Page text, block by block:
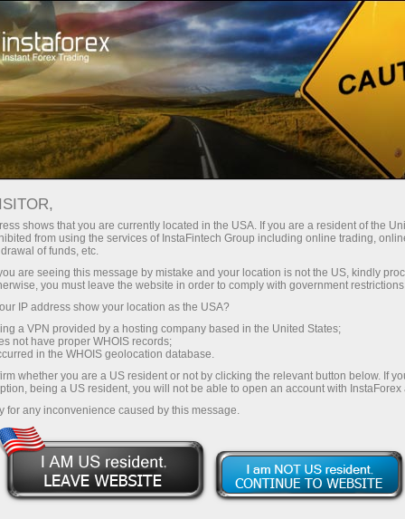
Начинающим
Что такое паттерны в трейдинге, и как их использовать в
торговле?
Что такое паттерны в трейдинге, и
как их использовать в торговле?
Чашки с ручками, блюдца, алмазы, гэпы,
вымпелы и шипы, треугольники и свечи – это
далеко не полный список паттернов Форекс.
Новичков все эти названия пугают и путают,
а эксперты финансовых рынков настойчиво
shows that you are currently located in the USA. If you are a resident of the
from using the services of InstaFintech Group including online trading,
of funds, etc.
are seeing this message by mistake and your location is not the US, kindly
you must leave the website in order to comply with government
IP address show your location as the USA?
a VPN provided by a hosting company based in the United States;
not have proper WHOIS records;
in the WHOIS geolocation database.
whether you are a US resident or not by clicking the relevant button below. If
being a US resident, you will not be able to open an account with InstaForex
for any inconvenience caused by this message.